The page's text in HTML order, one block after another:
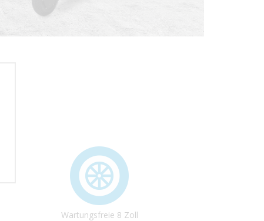
Wartungsfreie 8 Zoll